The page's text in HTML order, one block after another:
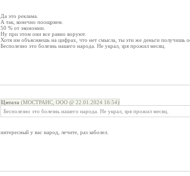
Да это реклама.
А так, конечно поощряем.
50 % от экономии.
Ну при этом они все равно воруют.
Хотя им объясняешь на цифрах, что нет смысла, ты эти же деньги получишь
Бесполезно это болезнь нашего народа. Не украл, зря прожил месяц.
Цитата (МОСТРАНС, ООО @ 22.01.2024 16:54)
Бесполезно это болезнь нашего народа. Не украл, зря прожил месяц.
интересный у вас народ, лечите, раз заболел.